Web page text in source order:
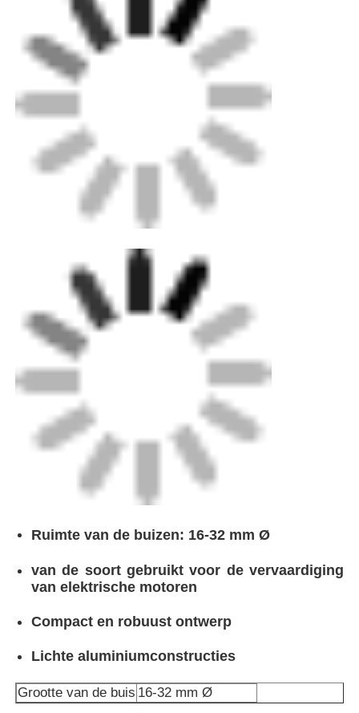
Elektrofusiebevestigingen
Spigotbevestigingen
Overgangsinstallaties
Elektroveldmachines
Elektrofusiewerktuigen
Achterstel Fusion Accessoires
Handmatige extrudermachine
Machines voor het lassen met een CNC-systeem
Ruimte van de buizen: 16-32 mm Ø
van de soort gebruikt voor de vervaardiging
van elektrische motoren
Compact en robuust ontwerp
Lichte aluminiumconstructies
Grootte van de buis 16-32 mm Ø